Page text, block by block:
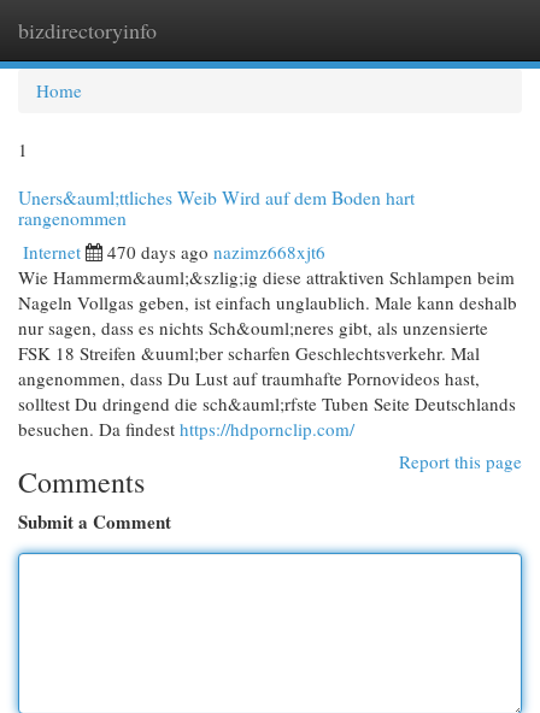
bizdirectoryinfo
Home
1
Uners&auml;ttliches Weib Wird auf dem Boden hart
rangenommen
Internet 470 days ago nazimz668xjt6
Wie Hammerm&auml;&szlig;ig diese attraktiven Schlampen beim
Nageln Vollgas geben, ist einfach unglaublich. Male kann deshalb
nur sagen, dass es nichts Sch&ouml;neres gibt, als unzensierte
FSK 18 Streifen &uuml;ber scharfen Geschlechtsverkehr. Mal
angenommen, dass Du Lust auf traumhafte Pornovideos hast,
solltest Du dringend die sch&auml;rfste Tuben Seite Deutschlands
besuchen. Da findest https://hdpornclip.com/
Report this page
Comments
Submit a Comment